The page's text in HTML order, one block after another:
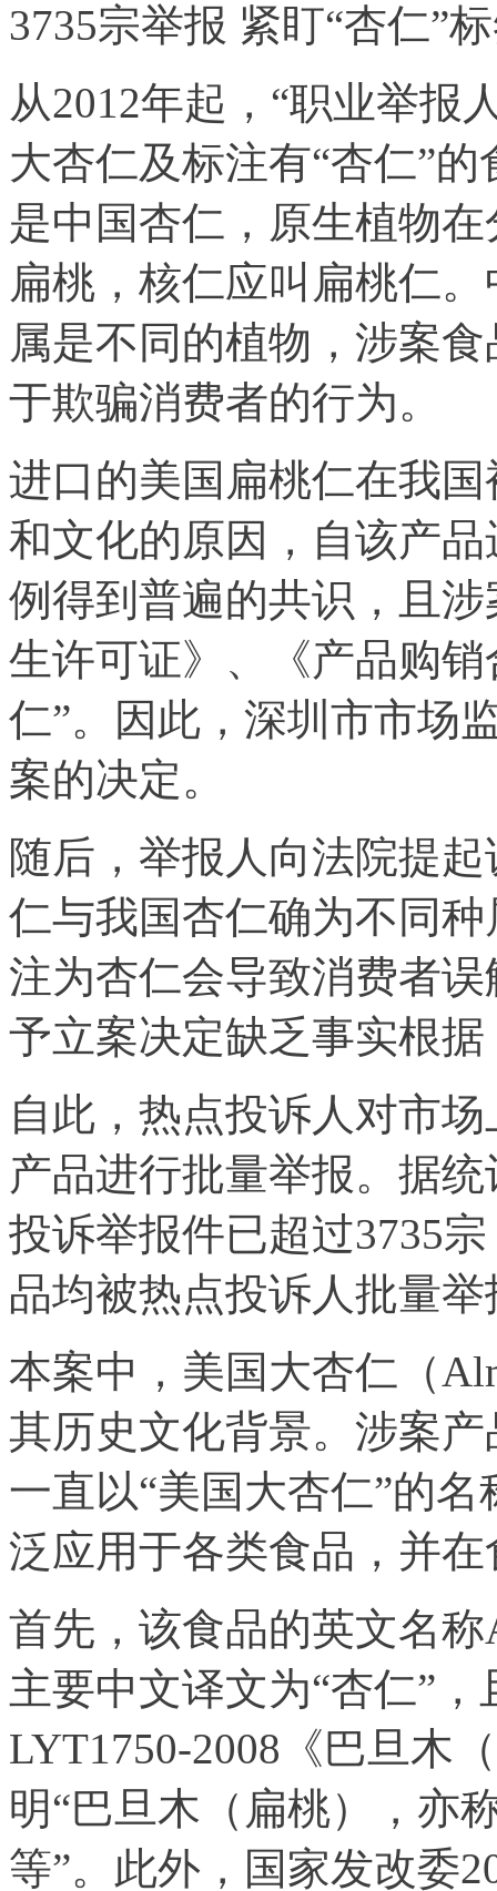
3735宗举报 紧盯“杏仁”
从2012年起，“职业举报
大杏仁及标注有“杏仁”
是中国杏仁，原生植物
扁桃，核仁应叫扁桃仁
属是不同的植物，涉案
于欺骗消费者的行为。
进口的美国扁桃仁在我
和文化的原因，自该产
例得到普遍的共识，且
生许可证》、《产品购
仁”。因此，深圳市市场
案的决定。
随后，举报人向法院提
仁与我国杏仁确为不同
注为杏仁会导致消费者
予立案决定缺乏事实根
自此，热点投诉人对市
产品进行批量举报。据
投诉举报件已超过3735
品均被热点投诉人批量举
本案中，美国大杏仁（
其历史文化背景。涉案
一直以“美国大杏仁”的
泛应用于各类食品，并
首先，该食品的英文名
主要中文译文为“杏仁”
LYT1750-2008《巴旦木
明“巴旦木（扁桃），亦
等”。此外，国家发改委